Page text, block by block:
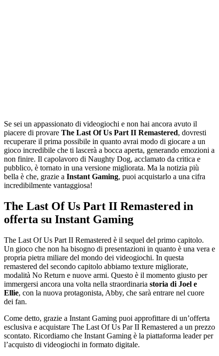
Se sei un appassionato di videogiochi e non hai ancora avuto il
piacere di provare The Last Of Us Part II Remastered, dovresti
recuperare il prima possibile in quanto avrai modo di giocare a un
gioco incredibile che ti lascerà a bocca aperta, generando emozioni a
non finire. Il capolavoro di Naughty Dog, acclamato da critica e
pubblico, è tornato in una versione migliorata. Ma la notizia più
bella è che, grazie a Instant Gaming, puoi acquistarlo a una cifra
incredibilmente vantaggiosa!
The Last Of Us Part II Remastered in
offerta su Instant Gaming
The Last Of Us Part II Remastered è il sequel del primo capitolo.
Un gioco che non ha bisogno di presentazioni in quanto è una vera e
propria pietra miliare del mondo dei videogiochi. In questa
remastered del secondo capitolo abbiamo texture migliorate,
modalità No Return e nuove armi. Questo è il momento giusto per
immergersi ancora una volta nella straordinaria storia di Joel e
Ellie, con la nuova protagonista, Abby, che sarà entrare nel cuore
dei fan.
Come detto, grazie a Instant Gaming puoi approfittare di un’offerta
esclusiva e acquistare The Last Of Us Par II Remastered a un prezzo
scontato. Ricordiamo che Instant Gaming è la piattaforma leader per
l’acquisto di videogiochi in formato digitale.